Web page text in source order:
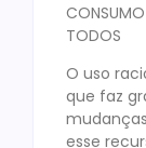
CONSUMO
TODOS
O uso
que faz
esse